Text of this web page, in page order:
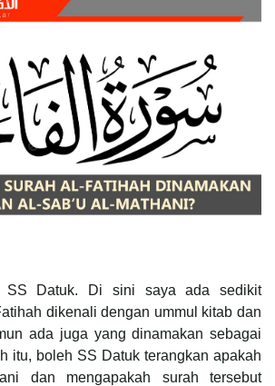
SS Datuk. Di sini saya ada sedikit
dikenali dengan ummul kitab dan
ada juga yang dinamakan sebagai
itu, boleh SS Datuk terangkan apakah
dan mengapakah surah tersebut